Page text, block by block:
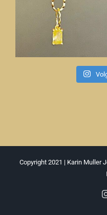
Copyright 2021 | Karin Muller